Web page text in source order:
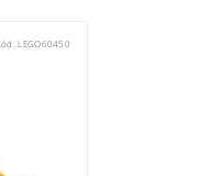
LEGO60450